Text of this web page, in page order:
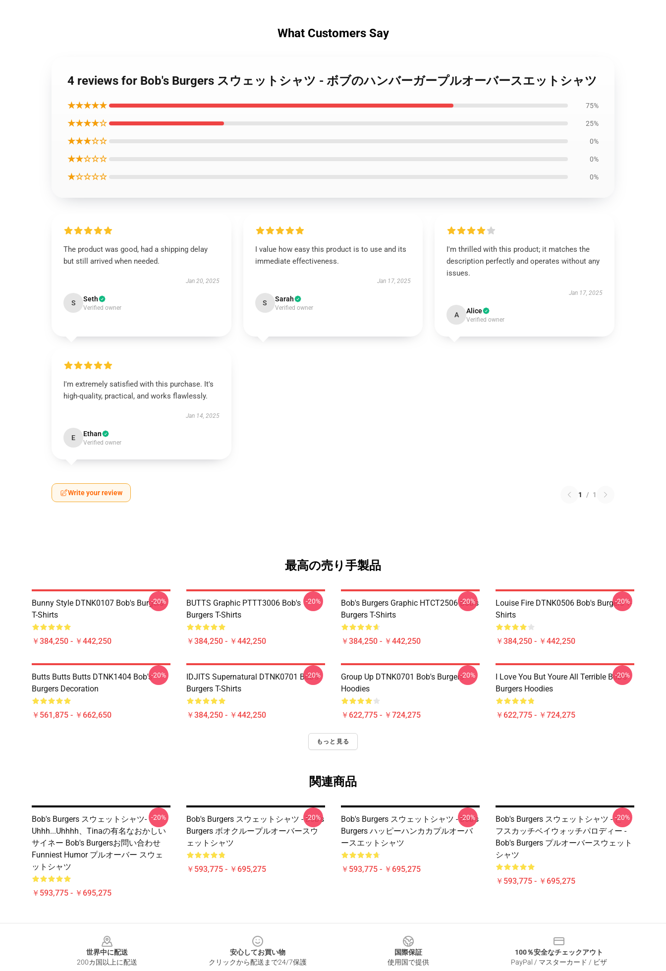
What Customers Say
4 reviews for Bob's Burgers スウェットシャツ - ボブのハンバーガープルオーバースエットシャツ
★★★★★ 75%
★★★★☆ 25%
★★★☆☆ 0%
★★☆☆☆ 0%
★☆☆☆☆ 0%
The product was good, had a shipping delay
but still arrived when needed.
Jan 20, 2025
S Seth
Verified owner
I value how easy this product is to use and its
immediate effectiveness.
Jan 17, 2025
S Sarah
Verified owner
I'm thrilled with this product; it matches the
description perfectly and operates without any
issues.
Jan 17, 2025
A Alice
Verified owner
I'm extremely satisfied with this purchase. It's
high-quality, practical, and works flawlessly.
Jan 14, 2025
E Ethan
Verified owner
Write your review 1 / 1
最高の売り手製品
Bunny Style DTNK0107 Bob's Burgers
T-Shirts
￥384,250 - ￥442,250
-20%
BUTTS Graphic PTTT3006 Bob's
Burgers T-Shirts
￥384,250 - ￥442,250
-20%
Bob's Burgers Graphic HTCT2506 Bob's
Burgers T-Shirts
￥384,250 - ￥442,250
-20%
Louise Fire DTNK0506 Bob's Burgers T-
Shirts
￥384,250 - ￥442,250
-20%
Butts Butts Butts DTNK1404 Bob's
Burgers Decoration
￥561,875 - ￥662,650
-20%
IDJITS Supernatural DTNK0701 Bob's
Burgers T-Shirts
￥384,250 - ￥442,250
-20%
Group Up DTNK0701 Bob's Burgers
Hoodies
￥622,775 - ￥724,275
-20%
I Love You But Youre All Terrible Bob's
Burgers Hoodies
￥622,775 - ￥724,275
-20%
もっと見る
関連商品
Bob's Burgers スウェットシャツ-
Uhhh...Uhhhh、Tinaの有名なおかしい
サイネー Bob's Burgersお問い合わせ
Funniest Humor プルオーバー スウェ
ットシャツ
￥593,775 - ￥695,275
-20%
Bob's Burgers スウェットシャツ - Bob's
Burgers ボオクループルオーバースウ
ェットシャツ
￥593,775 - ￥695,275
-20%
Bob's Burgers スウェットシャツ - Bob's
Burgers ハッピーハンカカプルオーバ
ースエットシャツ
￥593,775 - ￥695,275
-20%
Bob's Burgers スウェットシャツ - ビー
フスカッチベイウォッチパロディー -
Bob's Burgers プルオーバースウェット
シャツ
￥593,775 - ￥695,275
-20%
世界中に配送
200カ国以上に配送
安心してお買い物
クリックから配送まで24/7保護
国際保証
使用国で提供
100％安全なチェックアウト
PayPal / マスターカード / ビザ